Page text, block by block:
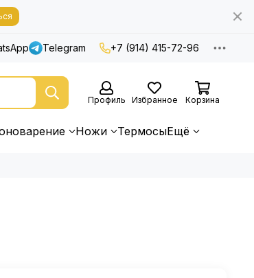
Telegram +7 (914) 415-72-96
Профиль Избранное Корзина
Ножи ТермосыЕщё